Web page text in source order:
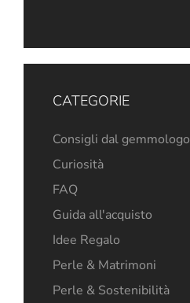
CATEGORIE
Consigli dal gemmologo
Curiosità
FAQ
Guida all'acquisto
Idee Regalo
Perle & Matrimoni
Perle & Sostenibilità